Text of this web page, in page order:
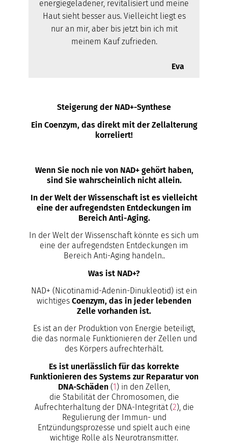
energiegeladener, revitalisiert und meine
Haut sieht besser aus. Vielleicht liegt es
nur an mir, aber bis jetzt bin ich mit
meinem Kauf zufrieden.
Eva
Steigerung der NAD+-Synthese
Ein Coenzym, das direkt mit der Zellalterung
korreliert!
Wenn Sie noch nie von NAD+ gehört haben,
sind Sie wahrscheinlich nicht allein.
In der Welt der Wissenschaft ist es vielleicht
eine der aufregendsten Entdeckungen im
Bereich Anti-Aging.
In der Welt der Wissenschaft könnte es sich um
eine der aufregendsten Entdeckungen im
Bereich Anti-Aging handeln..
Was ist NAD+?
NAD+ (Nicotinamid-Adenin-Dinukleotid) ist ein
wichtiges Coenzym, das in jeder lebenden
Zelle vorhanden ist.
Es ist an der Produktion von Energie beteiligt,
die das normale Funktionieren der Zellen und
des Körpers aufrechterhält.
Es ist unerlässlich für das korrekte
Funktionieren des Systems zur Reparatur von
DNA-Schäden (1) in den Zellen,
die Stabilität der Chromosomen, die
Aufrechterhaltung der DNA-Integrität (2), die
Regulierung der Immun- und
Entzündungsprozesse und spielt auch eine
wichtige Rolle als Neurotransmitter.